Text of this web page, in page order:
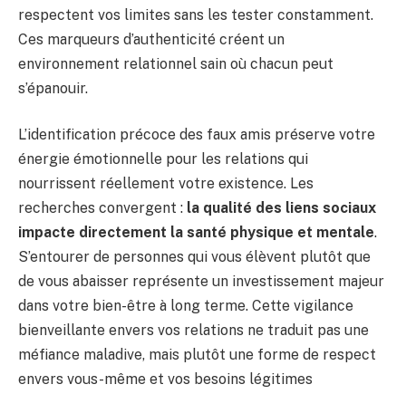
respectent vos limites sans les tester constamment.
Ces marqueurs d’authenticité créent un
environnement relationnel sain où chacun peut
s’épanouir.
L’identification précoce des faux amis préserve votre
énergie émotionnelle pour les relations qui
nourrissent réellement votre existence. Les
recherches convergent : la qualité des liens sociaux
impacte directement la santé physique et mentale.
S’entourer de personnes qui vous élèvent plutôt que
de vous abaisser représente un investissement majeur
dans votre bien-être à long terme. Cette vigilance
bienveillante envers vos relations ne traduit pas une
méfiance maladive, mais plutôt une forme de respect
envers vous-même et vos besoins légitimes